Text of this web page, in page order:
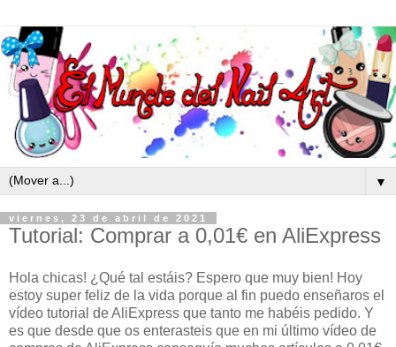
▼
viernes, 23 de abril de 2021
Tutorial: Comprar a 0,01€ en AliExpress
Hola chicas! ¿Qué tal estáis? Espero que muy bien! Hoy
estoy super feliz de la vida porque al fin puedo enseñaros el
vídeo tutorial de AliExpress que tanto me habéis pedido. Y
es que desde que os enterasteis que en mi último vídeo de